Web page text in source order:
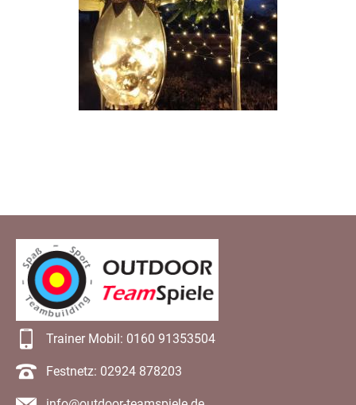
Trainer Mobil: 0160 91353504
Festnetz: 02924 878203